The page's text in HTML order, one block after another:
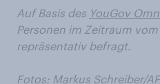
Auf Basis des YouGov
Personen im Zeitraum
repräsentativ befragt.
Fotos: Markus Schreiber/